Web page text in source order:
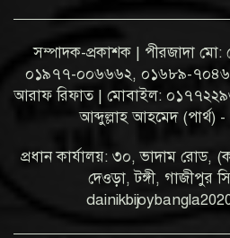
সম্পাদক-প্রকাশক | পীরজাদা
০১৯৭৭-০০৬৬৬২, ০১৬৮৯-
আরাফ রিফাত | মোবাইল:
আব্দুল্লাহ আহমেদ (পার্থ)
প্রধান কার্যালয়: ৩০, ভাদাম রোড,
দেওড়া, টঙ্গী, গাজীপুর